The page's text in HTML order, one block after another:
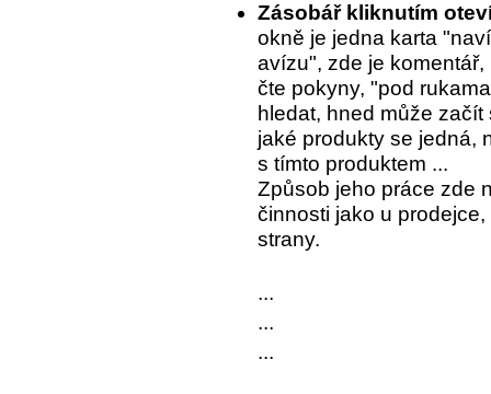
Zásobář kliknutím
okně je jedna karta
avízu", zde je
čte pokyny, "pod
hledat, hned může
jaké produkty se jedná,
s tímto produktem ...
Způsob jeho práce zde
činnosti jako u
strany.
...
...
...